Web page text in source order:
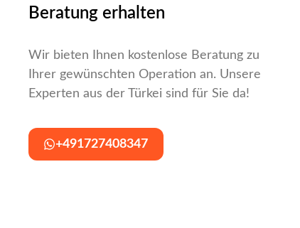
Beratung erhalten
Wir bieten Ihnen kostenlose Beratung zu
Ihrer gewünschten Operation an. Unsere
Experten aus der Türkei sind für Sie da!
+491727408347​